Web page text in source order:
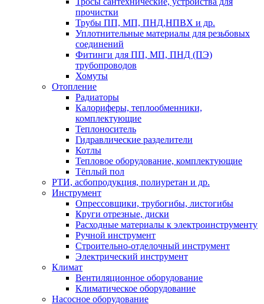
прочистки
Трубы ПП, МП, ПНД,НПВХ и др.
Уплотнительные материалы для резьбовых
соединений
Фитинги для ПП, МП, ПНД (ПЭ)
трубопроводов
Хомуты
Отопление
Радиаторы
Калориферы, теплообменники,
комплектующие
Теплоноситель
Гидравлические разделители
Котлы
Тепловое оборудование, комплектующие
Тёплый пол
РТИ, асбопродукция, полиуретан и др.
Инструмент
Опрессовщики, трубогибы, листогибы
Круги отрезные, диски
Расходные материалы к электроинструменту
Ручной инструмент
Строительно-отделочный инструмент
Электрический инструмент
Климат
Вентиляционное оборудование
Климатическое оборудование
Насосное оборудование